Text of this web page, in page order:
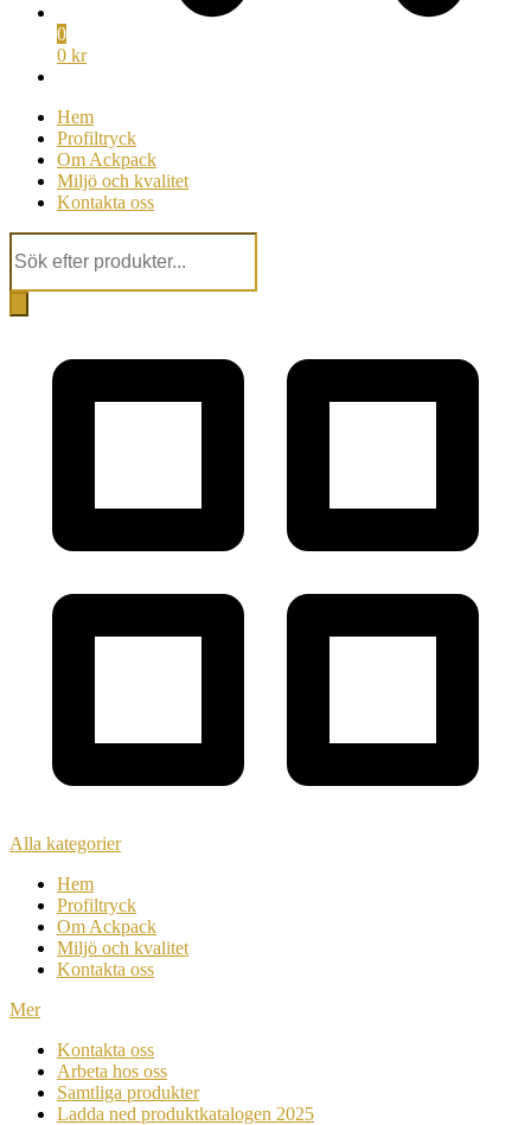
0
0 kr
Hem
Profiltryck
Om Ackpack
Miljö och kvalitet
Kontakta oss
Products
search
Alla kategorier
Hem
Profiltryck
Om Ackpack
Miljö och kvalitet
Kontakta oss
Mer
Kontakta oss
Arbeta hos oss
Samtliga produkter
Ladda ned produktkatalogen 2025